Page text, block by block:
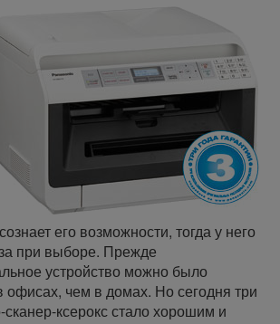
его возможности, тогда у него
при выборе. Прежде
устройство можно было
офисах, чем в домах. Но сегодня три
ксерокс стало хорошим и